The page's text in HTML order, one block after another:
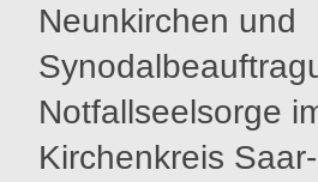
Neunkirchen und
Notfallseelsorge
Kirchenkreis